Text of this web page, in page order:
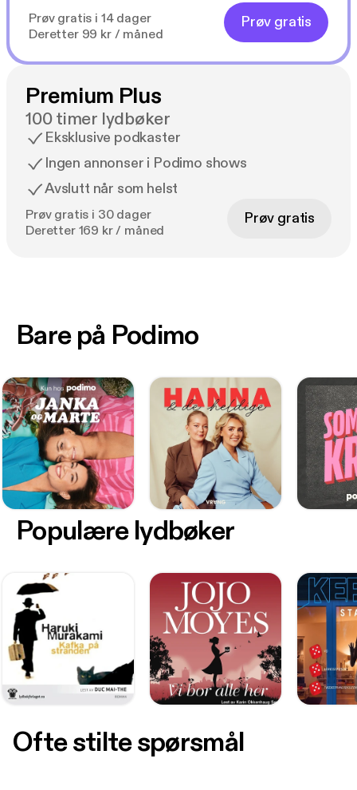
Prøv gratis i 14 dager
Deretter 99 kr / måned
Prøv gratis
Premium Plus
100 timer lydbøker
Eksklusive podkaster
Ingen annonser i Podimo shows
Avslutt når som helst
Prøv gratis i 30 dager
Deretter 169 kr / måned
Prøv gratis
Bare på Podimo
Populære lydbøker
Ofte stilte spørsmål